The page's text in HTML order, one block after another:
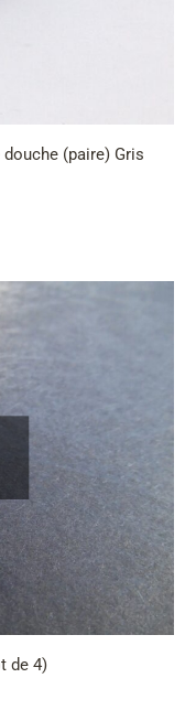
(paire) Gris
de 4)